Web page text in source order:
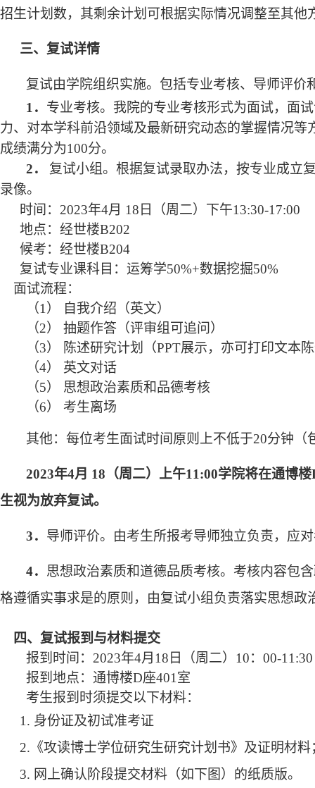
招生计划数，其剩余计划可根据实际情况调整至其他
三、复试详情
复试由学院组织实施。包括专业考核、导师评价
1 ． 专业考核。我院的专业考核形式为面试，面
力、对本学科前沿领域及最新研究动态的掌握情况
成绩满分为100分。
2． 复试小组。根据复试录取办法， 按专业成立
录像。
时间：2023年4月 18日（周二）下午13:30-17:00
地点：经世楼B202
候考：经世楼B204
复试专业课科目：运筹学50%+数据挖掘50%
面试流程：
（1） 自我介绍（英文）
（2） 抽题作答（评审组可追问）
（3） 陈述研究计划（PPT展示，亦可打印文本
（4） 英文对话
（5） 思想政治素质和品德考核
（6） 考生离场
其他：每位考生面试时间原则上不低于20分钟
2023年4月 18 （周二）上午11:00学院将在通博楼
生视为放弃复试。
3． 导师评价。由考生所报考导师独立负责，应
4． 思想政治素质和道德品质考核。考核内容包
格遵循实事求是的原则，由复试小组负责落实思想政
四、复试报到与材料提交
报到时间：2023年4月18日（周二）10：00-11:30
报到地点：通博楼D座401室
考生报到时须提交以下材料：
1. 身份证及初试准考证
2. 《攻读博士学位研究生研究计划书》及证明材料
3. 网上确认阶段提交材料（如下图）的纸质版。